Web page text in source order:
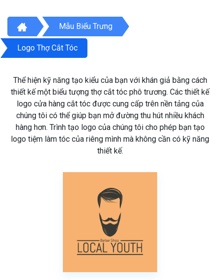
Mẫu Biểu Trưng
Logo Thợ Cắt Tóc
Thể hiện kỹ năng tạo kiểu của bạn với khán giả bằng cách
thiết kế một biểu tượng thợ cắt tóc phô trương. Các thiết kế
logo cửa hàng cắt tóc được cung cấp trên nền tảng của
chúng tôi có thể giúp bạn mở đường thu hút nhiều khách
hàng hơn. Trình tạo logo của chúng tôi cho phép bạn tạo
logo tiệm làm tóc của riêng mình mà không cần có kỹ năng
thiết kế.